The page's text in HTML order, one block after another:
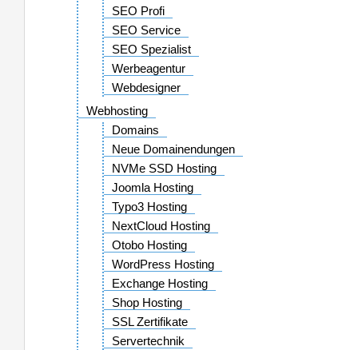
SEO Profi
SEO Service
SEO Spezialist
Werbeagentur
Webdesigner
Webhosting
Domains
Neue Domainendungen
NVMe SSD Hosting
Joomla Hosting
Typo3 Hosting
NextCloud Hosting
Otobo Hosting
WordPress Hosting
Exchange Hosting
Shop Hosting
SSL Zertifikate
Servertechnik